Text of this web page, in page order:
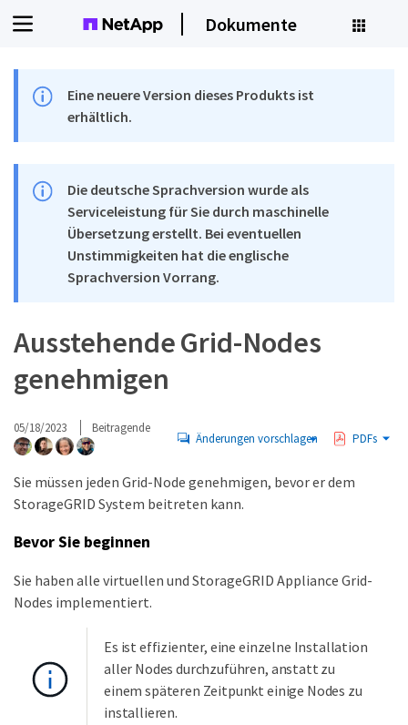
Dokumente
Eine neuere Version dieses Produkts ist
erhältlich.
Die deutsche Sprachversion wurde als
Serviceleistung für Sie durch maschinelle
Übersetzung erstellt. Bei eventuellen
Unstimmigkeiten hat die englische
Sprachversion Vorrang.
Ausstehende Grid-Nodes
genehmigen
05/18/2023 Beitragende
Änderungen vorschlagen PDFs
Sie müssen jeden Grid-Node genehmigen, bevor er dem
StorageGRID System beitreten kann.
Bevor Sie beginnen
Sie haben alle virtuellen und StorageGRID Appliance Grid-
Nodes implementiert.
Es ist effizienter, eine einzelne Installation
aller Nodes durchzuführen, anstatt zu
einem späteren Zeitpunkt einige Nodes zu
installieren.